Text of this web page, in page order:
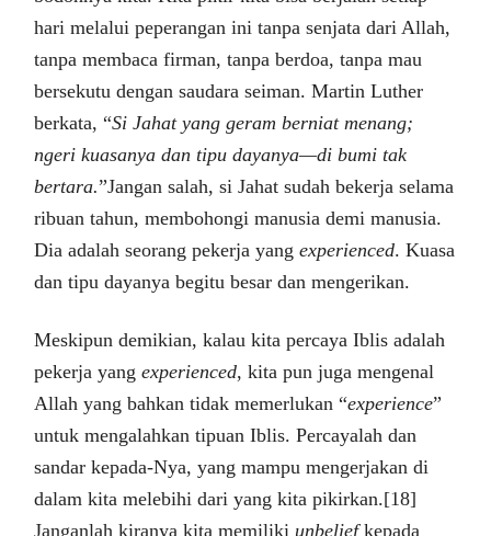
hari melalui peperangan ini tanpa senjata dari Allah,
tanpa membaca firman, tanpa berdoa, tanpa mau
bersekutu dengan saudara seiman. Martin Luther
berkata, “Si Jahat yang geram berniat menang;
ngeri kuasanya dan tipu dayanya—di bumi tak
bertara.”Jangan salah, si Jahat sudah bekerja selama
ribuan tahun, membohongi manusia demi manusia.
Dia adalah seorang pekerja yangexperienced. Kuasa
dan tipu dayanya begitu besar dan mengerikan.
Meskipun demikian, kalau kita percaya Iblis adalah
pekerja yangexperienced, kita pun juga mengenal
Allah yang bahkan tidak memerlukan “experience”
untuk mengalahkan tipuan Iblis. Percayalah dan
sandar kepada-Nya, yang mampu mengerjakan di
dalam kita melebihi dari yang kita pikirkan.[18]
Janganlah kiranya kita memiliki unbeliefkepada